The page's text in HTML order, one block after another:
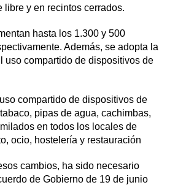
libre y en recintos cerrados.
hasta los 1.300 y 500
Además, se adopta la
uso compartido de dispositivos de
compartido de dispositivos de
pipas de agua, cachimbas,
en todos los locales de
ocio, hostelería y restauración
cambios, ha sido necesario
de Gobierno de 19 de junio